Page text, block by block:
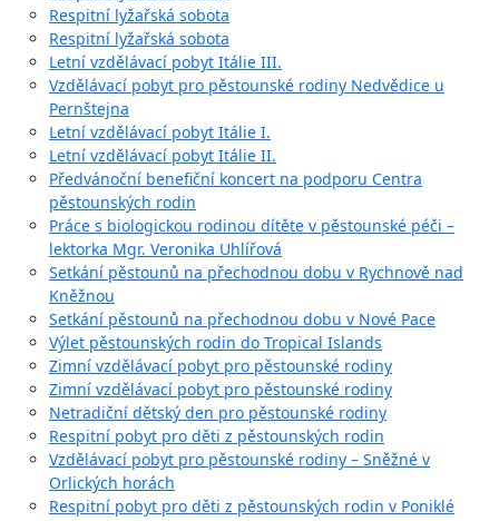
Respitní lyžařská sobota
Respitní lyžařská sobota
Letní vzdělávací pobyt Itálie III.
Vzdělávací pobyt pro pěstounské rodiny Nedvědice u
Pernštejna
Letní vzdělávací pobyt Itálie I.
Letní vzdělávací pobyt Itálie II.
Předvánoční benefiční koncert na podporu Centra
pěstounských rodin
Práce s biologickou rodinou dítěte v pěstounské péči –
lektorka Mgr. Veronika Uhlířová
Setkání pěstounů na přechodnou dobu v Rychnově nad
Kněžnou
Setkání pěstounů na přechodnou dobu v Nové Pace
Výlet pěstounských rodin do Tropical Islands
Zimní vzdělávací pobyt pro pěstounské rodiny
Zimní vzdělávací pobyt pro pěstounské rodiny
Netradiční dětský den pro pěstounské rodiny
Respitní pobyt pro děti z pěstounských rodin
Vzdělávací pobyt pro pěstounské rodiny – Sněžné v
Orlických horách
Respitní pobyt pro děti z pěstounských rodin v Poniklé